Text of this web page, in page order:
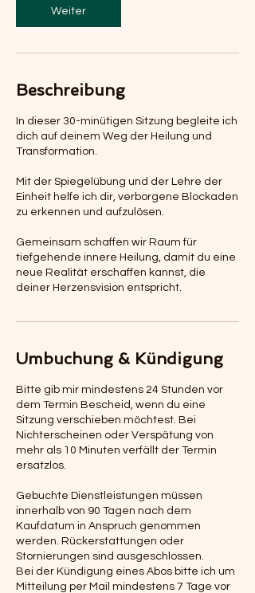
n
Weiter
Beschreibung
In dieser 30-minütigen Sitzung begleite ich
dich auf deinem Weg der Heilung und
Transformation.
Mit der Spiegelübung und der Lehre der
Einheit helfe ich dir, verborgene Blockaden
zu erkennen und aufzulösen.
Gemeinsam schaffen wir Raum für
tiefgehende innere Heilung, damit du eine
neue Realität erschaffen kannst, die
deiner Herzensvision entspricht.
Umbuchung & Kündigung
Bitte gib mir mindestens 24 Stunden vor
dem Termin Bescheid, wenn du eine
Sitzung verschieben möchtest. Bei
Nichterscheinen oder Verspätung von
mehr als 10 Minuten verfällt der Termin
ersatzlos.
Gebuchte Dienstleistungen müssen
innerhalb von 90 Tagen nach dem
Kaufdatum in Anspruch genommen
werden. Rückerstattungen oder
Stornierungen sind ausgeschlossen.
Bei der Kündigung eines Abos bitte ich um
Mitteilung per Mail mindestens 7 Tage vor